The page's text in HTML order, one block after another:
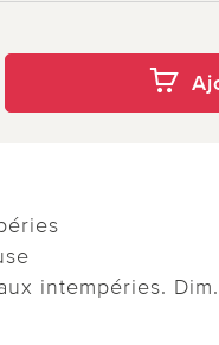
intempéries.